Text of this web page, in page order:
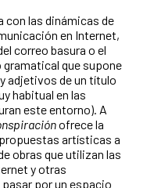
con las dinámicas de
en Internet,
correo basura o el
gramatical que supone
adjetivos de un título
habitual en las
este entorno). A
ofrece la
artísticas a
obras que utilizan las
y otras
por un espacio